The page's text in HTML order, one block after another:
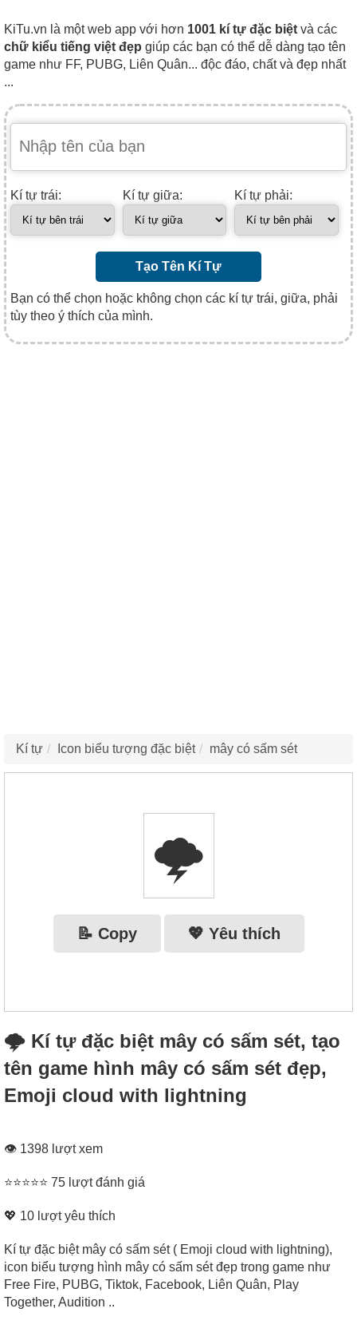
KiTu.vn là một web app với hơn 1001 kí tự đặc biệt và các
chữ kiểu tiếng việt đẹp giúp các bạn có thể dễ dàng tạo tên
game như FF, PUBG, Liên Quân... độc đáo, chất và đẹp nhất
...
Kí tự trái: Kí tự giữa: Kí tự phải:
Tạo Tên Kí Tự
Bạn có thể chọn hoặc không chọn các kí tự trái, giữa, phải
tùy theo ý thích của mình.
Kí tự Icon biểu tượng đặc biệt mây có sấm sét
🌩
📝 Copy 💖 Yêu thích
🌩 Kí tự đặc biệt mây có sấm sét, tạo
tên game hình mây có sấm sét đẹp,
Emoji cloud with lightning
👁 1398 lượt xem
⭐⭐⭐⭐⭐ 75 lượt đánh giá
💖 10 lượt yêu thích
Kí tự đặc biệt mây có sấm sét ( Emoji cloud with lightning),
icon biểu tượng hình mây có sấm sét đẹp trong game như
Free Fire, PUBG, Tiktok, Facebook, Liên Quân, Play
Together, Audition ..